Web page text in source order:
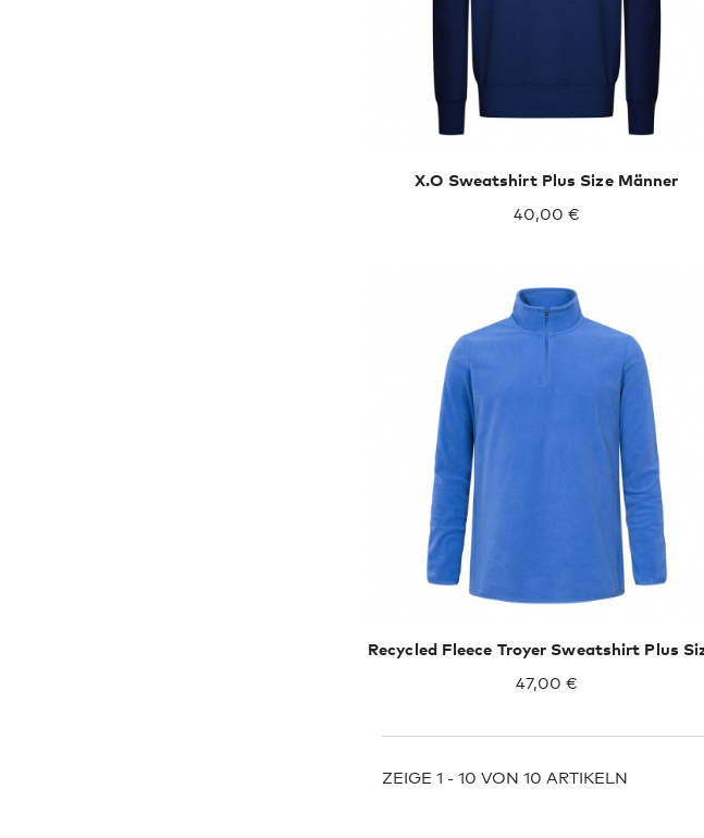
X.O Sweatshirt Plus Size Männer
40,00 €
47,00 €
ZEIGE 1 - 10 VON 10 ARTIKELN